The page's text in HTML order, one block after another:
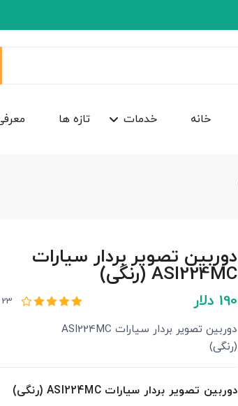
خانه خدمات تازه ها
دوربین تصویر بردار سیارات
ASI224MC (رنگی)
190 دلار 23 نظر
دوربین تصویر بردار سیارات ASI224MC
(رنگی)
دوربین تصویر بردار سیارات ASI224MC (رنگی)